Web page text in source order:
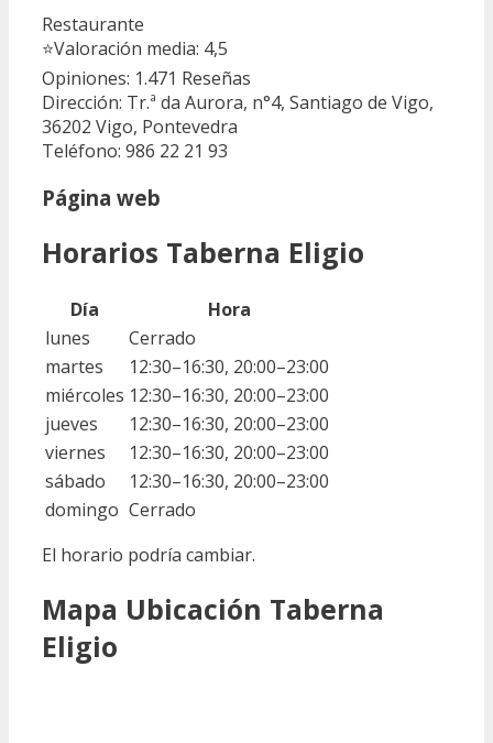
Restaurante
⭐Valoración media: 4,5
Opiniones: 1.471 Reseñas
Dirección: Tr.ª da Aurora, n°4, Santiago de Vigo,
36202 Vigo, Pontevedra
Teléfono: 986 22 21 93
Página web
Horarios Taberna Eligio
Día
Hora
lunes
Cerrado
martes
12:30–16:30, 20:00–23:00
miércoles 12:30–16:30, 20:00–23:00
jueves
12:30–16:30, 20:00–23:00
viernes
12:30–16:30, 20:00–23:00
sábado
12:30–16:30, 20:00–23:00
domingo Cerrado
El horario podría cambiar.
Mapa Ubicación Taberna
Eligio